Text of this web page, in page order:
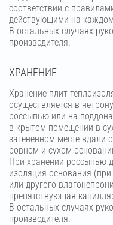
соответствии с
действующими на
В остальных случаях
производителя.
ХРАНЕНИЕ
Хранение плит
осуществляется в
россыпью или на
в крытом помещении в
затененном месте вдали
ровном и сухом
При хранении россыпью
изоляция основания
или другого
препятствующая
В остальных случаях
производителя.